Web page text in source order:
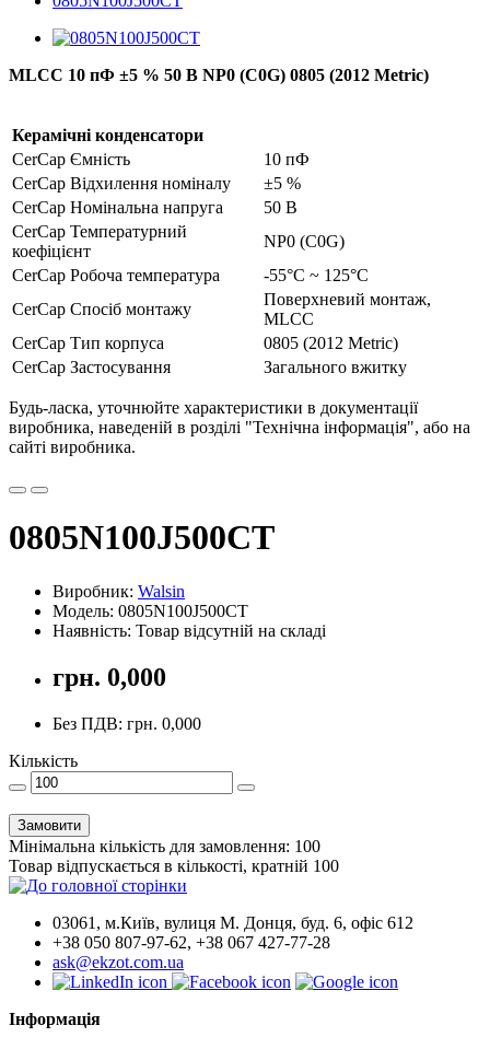
MLCC 10 пФ ±5 % 50 В NP0 (C0G) 0805 (2012 Metric)
Керамічні конденсатори
CerCap Ємність
10 пФ
CerCap Відхилення номіналу
±5 %
CerCap Номінальна напруга
50 В
CerCap Температурний
коефіцієнт
NP0 (C0G)
CerCap Робоча температура
-55°C ~ 125°C
CerCap Спосіб монтажу
Поверхневий монтаж,
MLCC
CerCap Тип корпуса
0805 (2012 Metric)
CerCap Застосування
Загального вжитку
Будь-ласка, уточнюйте характеристики в документації
виробника, наведеній в розділі "Технічна інформація", або на
сайті виробника.
0805N100J500CT
Виробник: Walsin
Модель: 0805N100J500CT
Наявність: Товар відсутній на складі
грн. 0,000
Без ПДВ: грн. 0,000
Кількість
Замовити
Мінімальна кількість для замовлення: 100
Товар відпускається в кількості, кратній 100
03061, м.Київ, вулиця М. Донця, буд. 6, офіс 612
+38 050 807-97-62, +38 067 427-77-28
ask@ekzot.com.ua
Інформація